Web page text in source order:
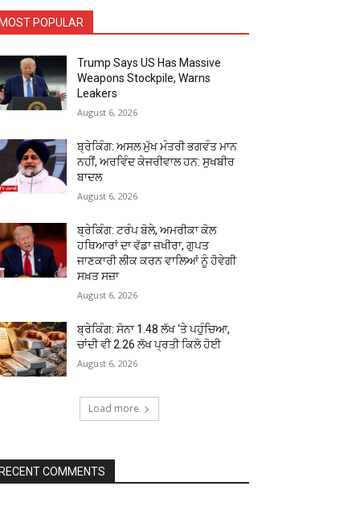
POPULAR
Trump Says US Has Massive
Weapons Stockpile, Warns
Leakers
August 6, 2026
ਬ੍ਰੇਕਿੰਗ: ਅਸਲ ਮੁੱਖ ਮੰਤਰੀ ਭਗਵੰਤ ਮਾਨ
ਨਹੀਂ, ਅਰਵਿੰਦ ਕੇਜਰੀਵਾਲ ਹਨ: ਸੁਖਬੀਰ
ਬਾਦਲ
August 6, 2026
ਬ੍ਰੇਕਿੰਗ: ਟਰੰਪ ਬੋਲੇ, ਅਮਰੀਕਾ ਕੋਲ
ਹਥਿਆਰਾਂ ਦਾ ਵੱਡਾ ਜ਼ਖੀਰਾ, ਗੁਪਤ
ਜਾਣਕਾਰੀ ਲੀਕ ਕਰਨ ਵਾਲਿਆਂ ਨੂੰ ਹੋਵੇਗੀ
ਸਖ਼ਤ ਸਜ਼ਾ
August 6, 2026
ਬ੍ਰੇਕਿੰਗ: ਸੋਨਾ ₹1.48 ਲੱਖ ‘ਤੇ ਪਹੁੰਚਿਆ,
ਚਾਂਦੀ ਵੀ ₹2.26 ਲੱਖ ਪ੍ਰਤੀ ਕਿਲੋ ਹੋਈ
August 6, 2026
Load more
COMMENTS